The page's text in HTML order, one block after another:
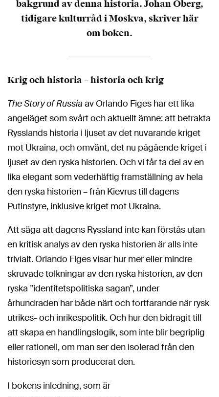
bakgrund av denna historia. Johan Öberg,
tidigare kulturråd i Moskva, skriver här
omboken.
Krig och historia – historia och krig
The Story of Russiaav Orlando Figes har ett lika
angeläget som svårt och aktuellt ämne: att betrakta
Rysslands historia i ljuset av det nuvarande kriget
mot Ukraina, och omvänt, det nu pågående kriget i
ljuset av den ryska historien. Och vi får ta del av en
lika elegant som vederhäftig framställning av hela
den ryska historien – från Kievrus till dagens
Putinstyre, inklusive kriget mot Ukraina.
Att säga att dagens Ryssland inte kan förstås utan
en kritisk analys av den ryska historien är alls inte
trivialt. Orlando Figes visar hur mer eller mindre
skruvade tolkningar av den ryska historien, av den
ryska ”identitetspolitiska sagan”, under
århundraden har både närt och fortfarande när rysk
utrikes- och inrikespolitik. Och hur den bidragit till
att skapa en handlingslogik, som inte blir begriplig
eller rationell, om man ser den isolerad från den
historiesyn som producerat den.
I bokens inledning, som är